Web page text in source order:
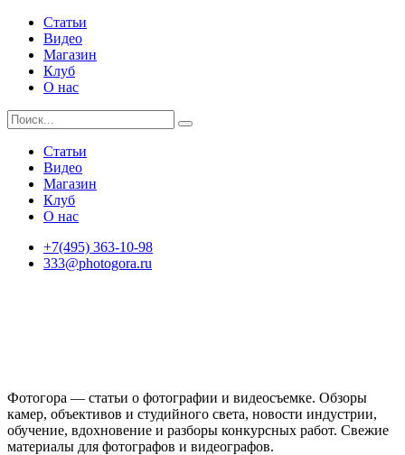
Статьи
Видео
Магазин
Клуб
О нас
Статьи
Видео
Магазин
Клуб
О нас
+7(495) 363-10-98
333@photogora.ru
Фотогора — статьи о фотографии и видеосъемке. Обзоры
камер, объективов и студийного света, новости индустрии,
обучение, вдохновение и разборы конкурсных работ. Свежие
материалы для фотографов и видеографов.